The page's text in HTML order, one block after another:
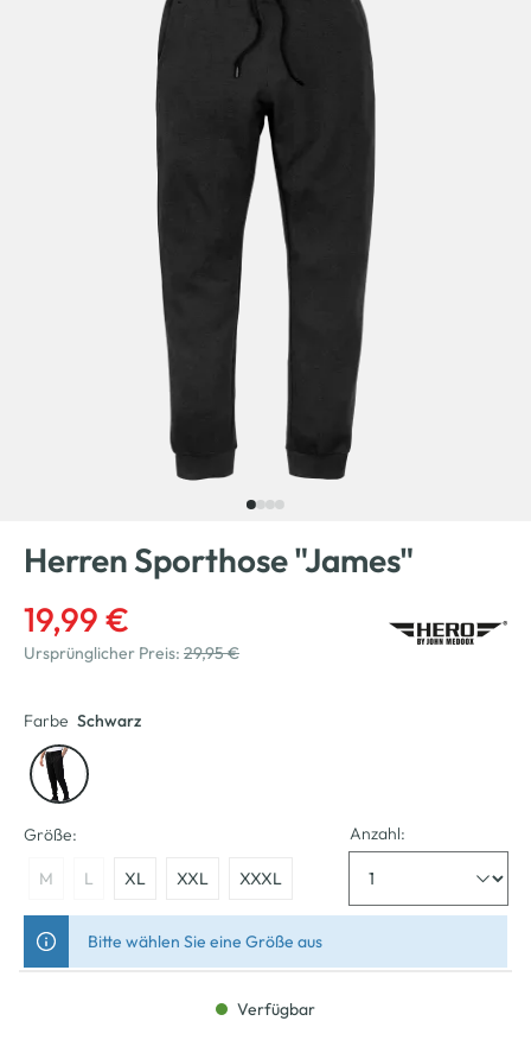
Herren Sporthose "James"
19,99 €
Ursprünglicher Preis: 29,95 €
Farbe Schwarz
Größe:
M L XL XXL XXXL
Anzahl:
Bitte wählen Sie eine Größe aus
Verfügbar